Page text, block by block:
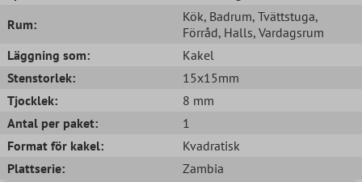
Rum:
Kök, Badrum, Tvättstuga,
Förråd, Halls, Vardagsrum
Läggning som:
Kakel
Stenstorlek:
15x15mm
Tjocklek:
8 mm
Antal per paket:
1
Format för kakel:
Kvadratisk
Plattserie:
Zambia